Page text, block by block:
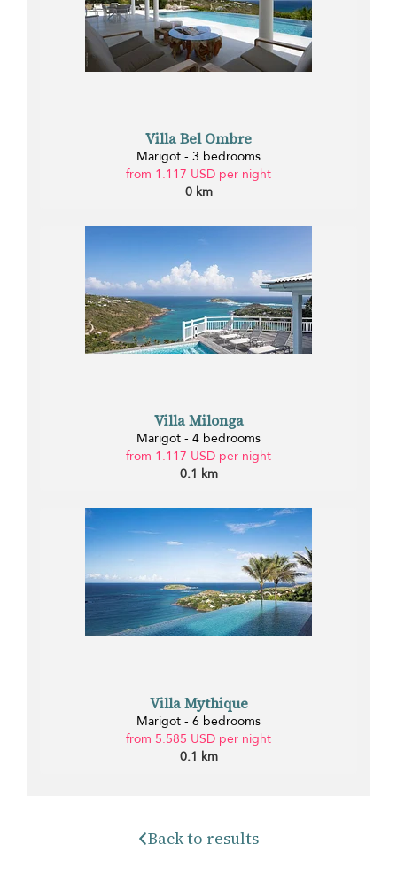
Villa Bel Ombre
Marigot - 3 bedrooms
from 1.117 USD per night
0 km
Villa Milonga
Marigot - 4 bedrooms
from 1.117 USD per night
0.1 km
Villa Mythique
Marigot - 6 bedrooms
from 5.585 USD per night
0.1 km
Back to results